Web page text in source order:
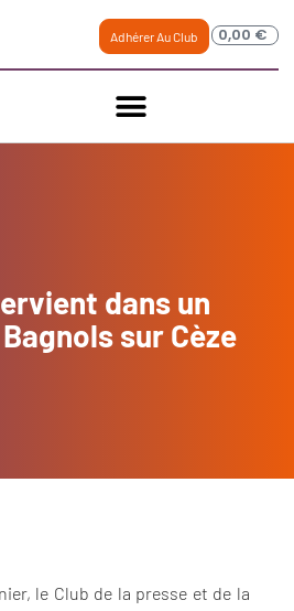
Adhérer Au Club 0,00 €
dans un
sur Cèze
le Club de la presse et de la